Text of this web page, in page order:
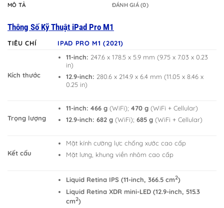
MÔ TẢ ĐÁNH GIÁ (0)
Thông Số Kỹ Thuật iPad Pro M1
TIÊU CHÍ IPAD PRO M1 (2021)
Kích thước
11-inch: 247.6 x 178.5 x 5.9 mm (9.75 x 7.03 x 0.23
in)
12.9-inch: 280.6 x 214.9 x 6.4 mm (11.05 x 8.46 x
0.25 in)
Trọng lượng
11-inch: 466 g(WiFi);470 g (WiFi + Cellular)
12.9-inch: 682 g (WiFi);685 g (WiFi + Cellular)
Kết cấu
Mặt kính cường lực chống xước cao cấp
Mặt lưng, khung viền nhôm cao cấp
Liquid Retina IPS (11-inch, 366.5 cm2)
Liquid Retina XDR mini-LED (12.9-inch, 515.3
cm2)